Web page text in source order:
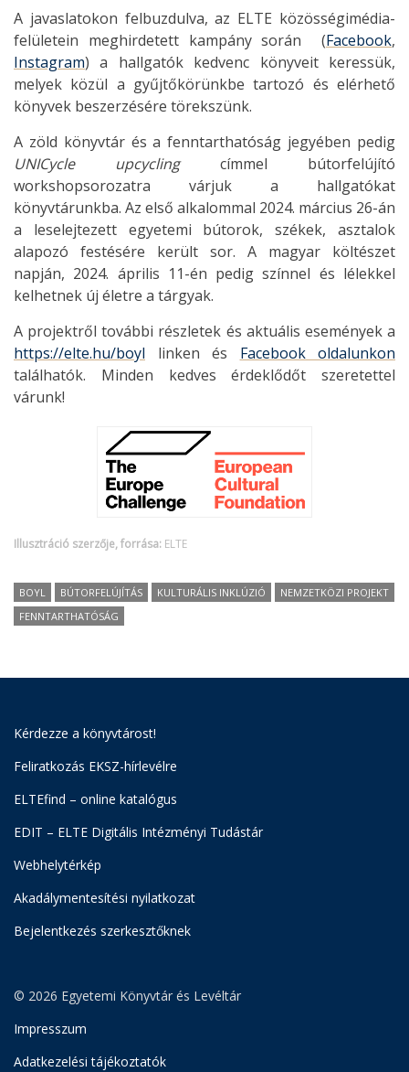
A javaslatokon felbuzdulva, az ELTE közösségimédia-
felületein meghirdetett kampány során (Facebook,
Instagram) a hallgatók kedvenc könyveit keressük,
melyek közül a gyűjtőkörünkbe tartozó és elérhető
könyvek beszerzésére törekszünk.
A zöld könyvtár és a fenntarthatóság jegyében pedig
UNICycle upcyclingcímmel bútorfelújító
workshopsorozatra várjuk a hallgatókat
könyvtárunkba. Az első alkalommal 2024. március 26-án
a leselejtezett egyetemi bútorok, székek, asztalok
alapozó festésére került sor. A magyar költészet
napján, 2024. április 11-én pedig színnel és lélekkel
kelhetnek új életre a tárgyak.
A projektről további részletek és aktuális események a
https://elte.hu/boyl linken és Facebook oldalunkon
találhatók. Minden kedves érdeklődőt szeretettel
várunk!
Illusztráció szerzője, forrása: ELTE
BOYL BÚTORFELÚJÍTÁS KULTURÁLIS INKLÚZIÓ
NEMZETKÖZI PROJEKT
FENNTARTHATÓSÁG
Kérdezze a könyvtárost!
Feliratkozás EKSZ-hírlevélre
ELTEfind – online katalógus
EDIT – ELTE Digitális Intézményi Tudástár
Webhelytérkép
Akadálymentesítési nyilatkozat
Bejelentkezés szerkesztőknek
© 2026 Egyetemi Könyvtár és Levéltár
Impresszum
Adatkezelési tájékoztatók